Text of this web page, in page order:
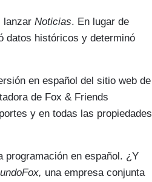
lanzar Noticias. En lugar de
datos históricos y determinó
en español del sitio web de
de Fox & Friends
y en todas las propiedades
programación en español. ¿Y
una empresa conjunta